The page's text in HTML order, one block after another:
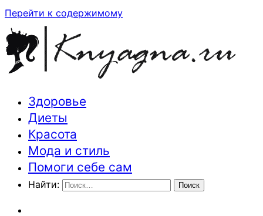
Перейти к содержимому
Траектория здоровья и красоты
Здоровье
Диеты
Красота
Мода и стиль
Помоги себе сам
Найти: